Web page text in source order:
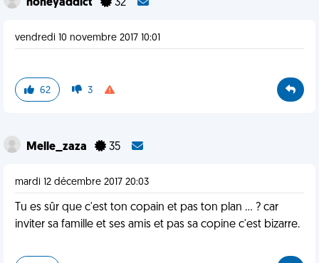
honeyaddict 32
vendredi 10 novembre 2017 10:01
62 3
Melle_zaza 35
mardi 12 décembre 2017 20:03
Tu es sûr que c'est ton copain et pas ton plan ... ? car
inviter sa famille et ses amis et pas sa copine c'est bizarre.